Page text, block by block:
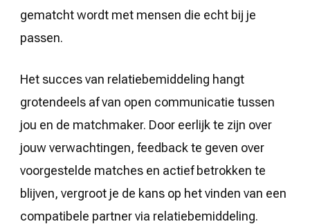
gematcht wordt met mensen die echt bij je
passen.
Het succes van relatiebemiddeling hangt
grotendeels af van open communicatie tussen
jou en de matchmaker. Door eerlijk te zijn over
jouw verwachtingen, feedback te geven over
voorgestelde matches en actief betrokken te
blijven, vergroot je de kans op het vinden van een
compatibele partner via relatiebemiddeling.